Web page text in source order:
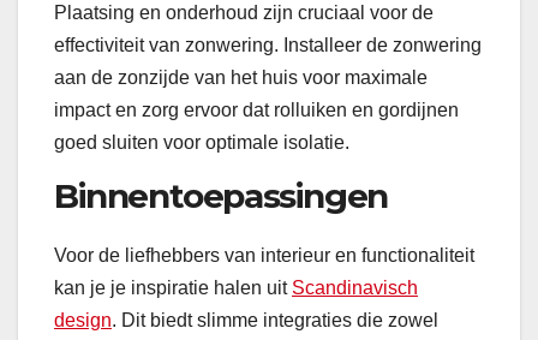
Plaatsing en onderhoud zijn cruciaal voor de
effectiviteit van zonwering. Installeer de zonwering
aan de zonzijde van het huis voor maximale
impact en zorg ervoor dat rolluiken en gordijnen
goed sluiten voor optimale isolatie.
Binnentoepassingen
Voor de liefhebbers van interieur en functionaliteit
kan je je inspiratie halen uit Scandinavisch
design. Dit biedt slimme integraties die zowel